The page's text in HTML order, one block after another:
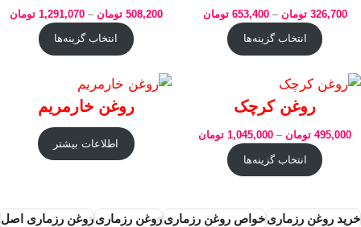
326,700 تومان –
653,400 تومان
انتخاب گزینه‌ها
508,200 تومان –
1,291,070 تومان
انتخاب گزینه‌ها
روغن کرچک
495,000 تومان –
1,045,000 تومان
انتخاب گزینه‌ها
روغن خارمریم
اطلاعات بیشتر
خرید روغن رزماریخواص روغن رزماریروغن رزماریروغن رزماری اصل